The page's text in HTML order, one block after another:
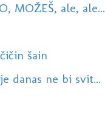
MOŽEŠ, ale, ale...
šain
danas ne bi svit...